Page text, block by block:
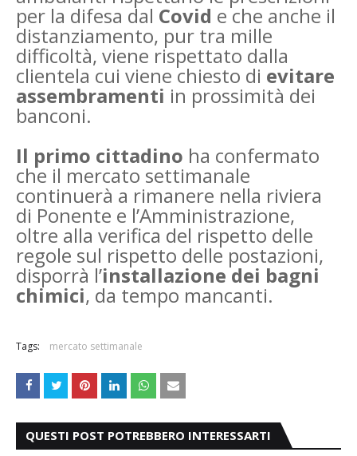
per la difesa dal Covid e che anche il
distanziamento, pur tra mille
difficoltà, viene rispettato dalla
clientela cui viene chiesto di evitare
assembramenti in prossimità dei
banconi.
Il primo cittadino ha confermato
che il mercato settimanale
continuerà a rimanere nella riviera
di Ponente e l’Amministrazione,
oltre alla verifica del rispetto delle
regole sul rispetto delle postazioni,
disporrà l’installazione dei bagni
chimici, da tempo mancanti.
Tags: mercato settimanale
QUESTI POST POTREBBERO INTERESSARTI